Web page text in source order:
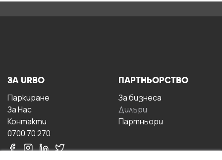
ЗА URBO
Паркиране
За Hас
Контакти
0700 70 270
ПАРТНЬОРСТВО
За бизнесa
Дилъри
Партньори